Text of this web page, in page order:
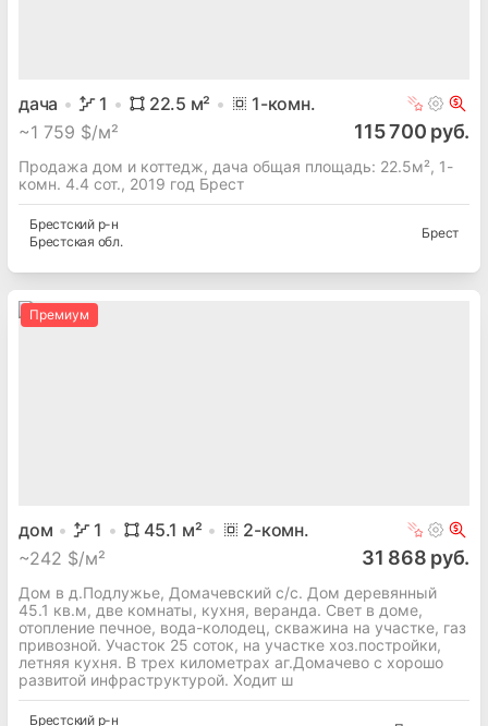
дача 1 22.5 м² 1-комн.
~1 759 $/м² 115 700 руб.
Продажа дом и коттедж, дача общая площадь: 22.5м², 1-
комн. 4.4 сот., 2019 год Брест
Брестскийр-н
Брестская обл.
Брест
Премиум
дом 1 45.1 м² 2-комн.
~242 $/м² 31 868 руб.
Дом в д.Подлужье, Домачевский с/с. Дом деревянный
45.1 кв.м, две комнаты, кухня, веранда. Свет в доме,
отопление печное, вода-колодец, скважина на участке, газ
привозной. Участок 25 соток, на участке хоз.постройки,
летняя кухня. В трех километрах аг.Домачево с хорошо
развитой инфраструктурой. Ходит ш
Брестскийр-н